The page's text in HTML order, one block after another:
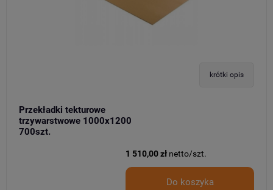
krótki opis
Przekładki tekturowe
trzywarstwowe 1000x1200
700szt.
1 510,00 zł netto/szt.
Do koszyka